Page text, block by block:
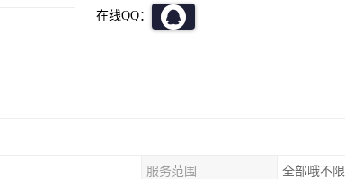
在线QQ：
服务范围 全部哦不限